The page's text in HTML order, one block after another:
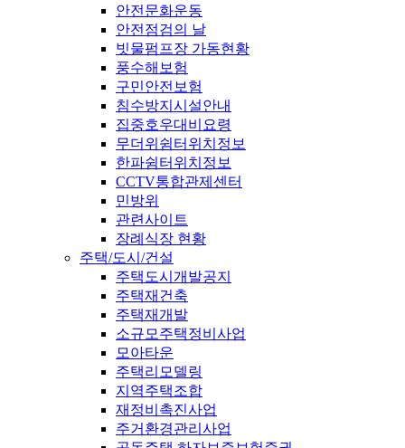
안전문화운동
안전점검의 날
빗물펌프장 가동현황
풍수해보험
구민안전보험
침수방지시설안내
집중호우대비요령
무더위쉼터위치정보
한파쉼터위치정보
CCTV통합관제센터
민방위
관련사이트
장례식장 현황
주택/도시/건설
주택도시개발공지
주택재건축
주택재개발
소규모주택정비사업
모아타운
주택리모델링
지역주택조합
재정비촉진사업
주거환경관리사업